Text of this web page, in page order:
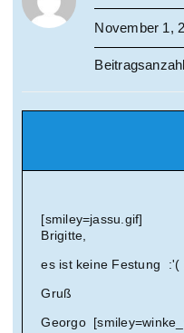
November 1,
[smiley=jassu.gif]
Brigitte,
es ist keine Festung
Gruß
Georgo